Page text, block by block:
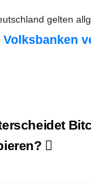
gel­ten